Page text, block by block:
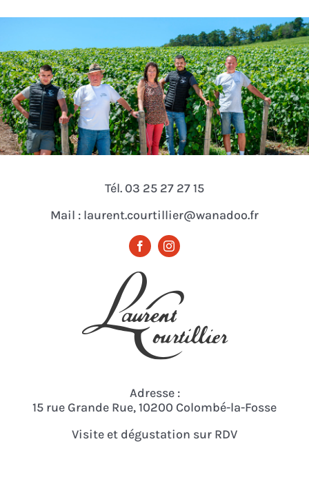
Tél. 03 25 27 27 15
Mail : laurent.courtillier@wanadoo.fr
Adresse :
15 rue Grande Rue, 10200 Colombé-la-Fosse
Visite et dégustation sur RDV